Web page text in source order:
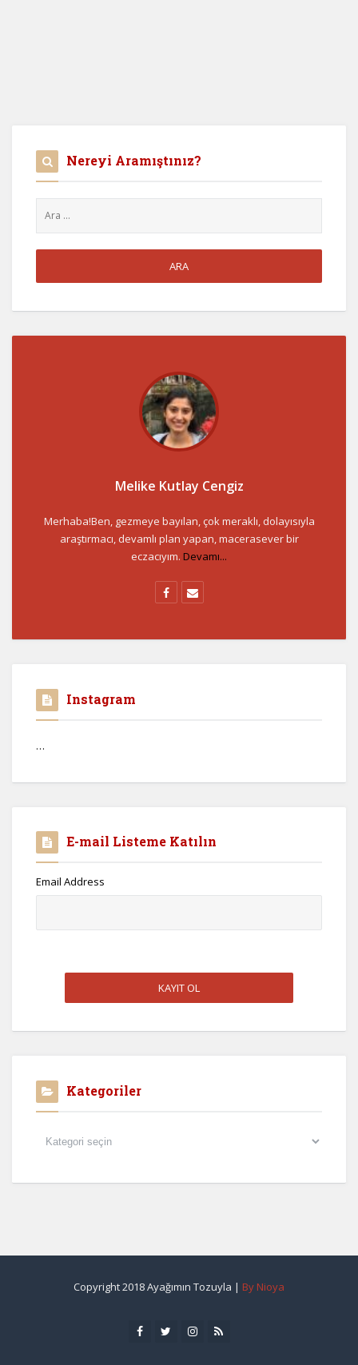
Nereyi Aramıştınız?
Melike Kutlay Cengiz
Merhaba!Ben, gezmeye bayılan, çok meraklı, dolayısıyla
araştırmacı, devamlı plan yapan, macerasever bir
eczacıyım. Devamı...
Instagram
…
E-mail Listeme Katılın
Email Address
Kategoriler
Kategoriler
Copyright 2018 Ayağımın Tozuyla | By Nioya